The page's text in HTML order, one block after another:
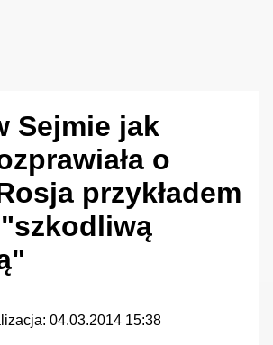
Sejmie jak
o
przykładem
04.03.2014 15:38